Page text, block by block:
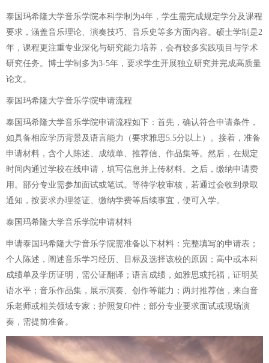
泰国玛希隆大学音乐学院本科学制为4年，学生需完成规定学分及课程
要求，涵盖音乐理论、演奏技巧、音乐史等多方面内容。硕士学制是2
年，课程更注重专业深化与研究能力培养，会有较多实践项目与学术
研究任务。博士学制多为3-5年，要求学生开展独立研究并完成高质量
论文。
泰国玛希隆大学音乐学院申请流程
泰国玛希隆大学音乐学院申请流程如下：首先，确认符合申请条件，
如具备相应学历背景及语言能力（要求雅思5.5分以上）。接着，准备
申请材料，含个人陈述、成绩单、推荐信、作品集等。然后，在规定
时间内通过学校在线申请，填写信息并上传材料。之后，缴纳申请费
用。部分专业需参加面试或笔试。等待学校审核，若通过会收到录取
通知，按要求办理签证、缴纳学费等后续事宜，便可入学。
泰国玛希隆大学音乐学院申请材料
申请泰国玛希隆大学音乐学院需准备以下材料：完整填写的申请表；
个人陈述，阐述音乐学习经历、目标及选择该校的原因；高中或本科
成绩单及学历证明，需公证翻译；语言成绩，如雅思或托福，证明英
语水平；音乐作品集，展示演奏、创作等能力；两封推荐信，来自音
乐老师或相关领域专家；护照复印件；部分专业要求面试或现场演
奏，需提前准备。